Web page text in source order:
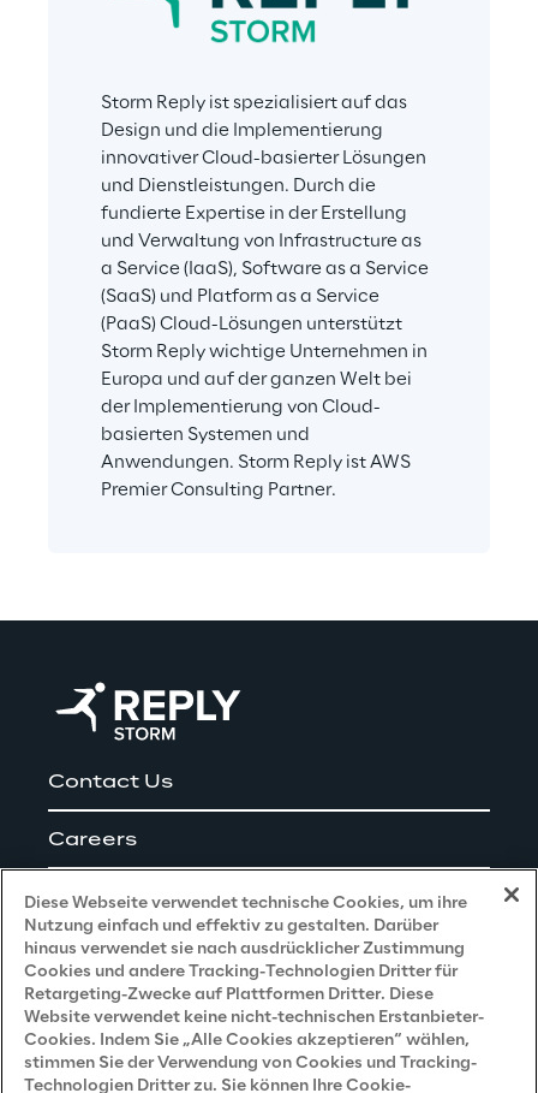
Storm Reply ist spezialisiert auf das
Design und die Implementierung
innovativer Cloud-basierter Lösungen
und Dienstleistungen. Durch die
fundierte Expertise in der Erstellung
und Verwaltung von Infrastructure as
a Service (IaaS), Software as a Service
(SaaS) und Platform as a Service
(PaaS) Cloud-Lösungen unterstützt
Storm Reply wichtige Unternehmen in
Europa und auf der ganzen Welt bei
der Implementierung von Cloud-
basierten Systemen und
Anwendungen. Storm Reply ist AWS
Premier Consulting Partner.
Contact Us
Careers
Impressum
Privacy and Legal
Datenschutz- und Cookie Richtlinie
Datenschutzhinweis(Bewerber)
Diese Webseite verwendet technische Cookies, um ihre
Nutzung einfach und effektiv zu gestalten. Darüber
hinaus verwendet sie nach ausdrücklicher Zustimmung
Cookies und andere Tracking-Technologien Dritter für
Retargeting-Zwecke auf Plattformen Dritter. Diese
Website verwendet keine nicht-technischen Erstanbieter-
Cookies. Indem Sie „Alle Cookies akzeptieren“ wählen,
stimmen Sie der Verwendung von Cookies und Tracking-
Technologien Dritter zu. Sie können Ihre Cookie-